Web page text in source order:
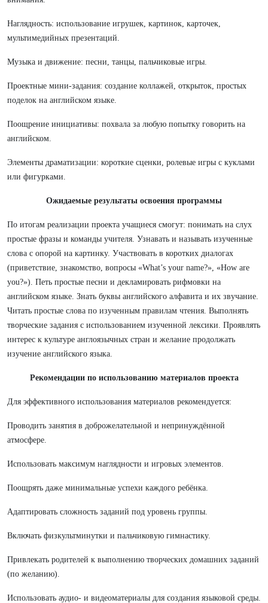
Наглядность: использование игрушек, картинок, карточек,
мультимедийных презентаций.
Музыка и движение: песни, танцы, пальчиковые игры.
Проектные мини‑задания: создание коллажей, открыток, простых
поделок на английском языке.
Поощрение инициативы: похвала за любую попытку говорить на
английском.
Элементы драматизации: короткие сценки, ролевые игры с куклами
или фигурками.
Ожидаемые результаты освоения программы
По итогам реализации проекта учащиеся смогут: понимать на слух
простые фразы и команды учителя. Узнавать и называть изученные
слова с опорой на картинку. Участвовать в коротких диалогах
(приветствие, знакомство, вопросы «What’s your name?», «How are
you?»). Петь простые песни и декламировать рифмовки на
английском языке. Знать буквы английского алфавита и их звучание.
Читать простые слова по изученным правилам чтения. Выполнять
творческие задания с использованием изученной лексики. Проявлять
интерес к культуре англоязычных стран и желание продолжать
изучение английского языка.
Рекомендации по использованию материалов проекта
Для эффективного использования материалов рекомендуется:
Проводить занятия в доброжелательной и непринуждённой
атмосфере.
Использовать максимум наглядности и игровых элементов.
Поощрять даже минимальные успехи каждого ребёнка.
Адаптировать сложность заданий под уровень группы.
Включать физкультминутки и пальчиковую гимнастику.
Привлекать родителей к выполнению творческих домашних заданий
(по желанию).
Использовать аудио‑ и видеоматериалы для создания языковой среды.